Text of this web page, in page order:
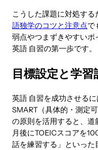
こうした課題に対処する
語独学のコツと注意点で
弱点やつまずきやすい
英語 自習の第一歩です。
目標設定と学
英語 自習を成功させる
SMART（具体的・測定
の原則を活用すると、道
月後にTOEICスコアを
話を練習する」といった